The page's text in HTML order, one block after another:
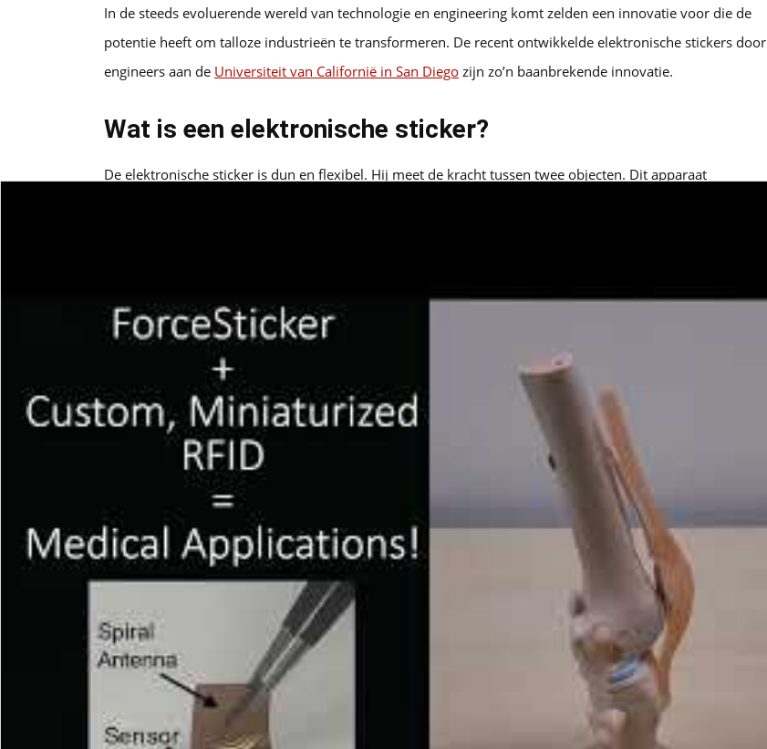
In de steeds evoluerende wereld van technologie en engineering komt zelden een innovatie voor die de
potentie heeft om talloze industrieën te transformeren. De recent ontwikkelde elektronische stickers door
engineers aan de Universiteit van Californië in San Diego zijn zo’n baanbrekende innovatie.
Wat is een elektronische sticker?
De elektronische sticker is dun en flexibel. Hij meet de kracht tussen twee objecten. Dit apparaat
apparatuur en het efficiënter maken van
Hoe werken ze?
De elektronische sticker bestaat voornamelijk uit twee componenten. De eerste is een minuscule
condensator die slechts enkele millimeters dun is. De tweede is een radiofrequentie identificatie (RFID)
sticker, die functioneert als een soort draadloze barcode. Het innovatieve aspect van deze technologie is
hoe deze twee componenten samenwerken. Bij het toepassen van een externe kracht comprimeert de
zachte polymeerlaag. Hierdoor komen de twee koperen strips dichter bij elkaar. Vervolgens neemt de
elektrische lading in de condensator toe. Door deze toename verandert het signaal van de RFID-sticker.
Daardoor kan men de toegepaste kracht op afstand meten.
Potentiële toepassingen
De potentie van deze elektronische sticker is enorm. Ze kunnen bijvoorbeeld worden gebruikt in knie-
implantaten om de krachten te meten die de implantaten uitoefenen op het gewricht. Dit kan nuttig zijn